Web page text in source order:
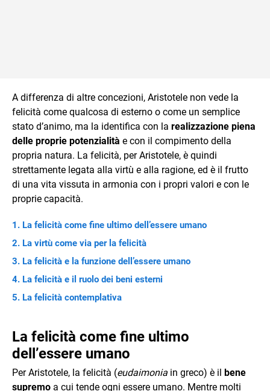
A differenza di altre concezioni, Aristotele non vede la
felicità come qualcosa di esterno o come un semplice
stato d’animo, ma la identifica con la realizzazione piena
delle proprie potenzialità e con il compimento della
propria natura. La felicità, per Aristotele, è quindi
strettamente legata alla virtù e alla ragione, ed è il frutto
di una vita vissuta in armonia con i propri valori e con le
proprie capacità.
La felicità come fine ultimo dell’essere umano
La virtù come via per la felicità
La felicità e la funzione dell’essere umano
La felicità e il ruolo dei beni esterni
La felicità contemplativa
La felicità come fine ultimo
dell’essere umano
Per Aristotele, la felicità (eudaimonia in greco) è il bene
supremo a cui tende ogni essere umano. Mentre molti